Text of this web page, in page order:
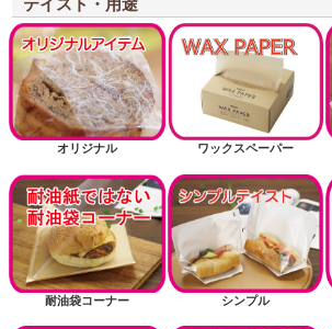
3斤用サイズから探す
掘り出し物
お正月
耐油紙でない耐油袋商品（内面に樹脂フィル
送風機関連商品
オリジナル ワックスペーパー
耐油袋コーナー シンプル